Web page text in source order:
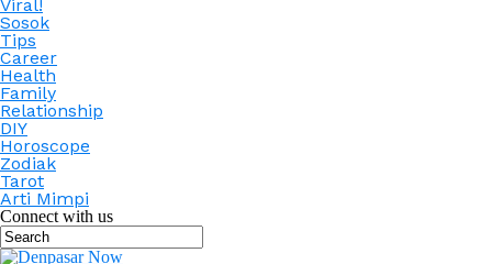
Viral!
Sosok
Tips
Career
Health
Family
Relationship
DIY
Horoscope
Zodiak
Tarot
Arti Mimpi
Connect with us